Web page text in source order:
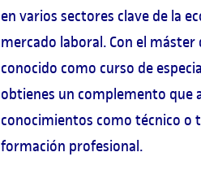
en varios sectores clave de la
mercado laboral. Con el máster
conocido como curso de
obtienes un complemento que
conocimientos como técnico o
formación profesional.